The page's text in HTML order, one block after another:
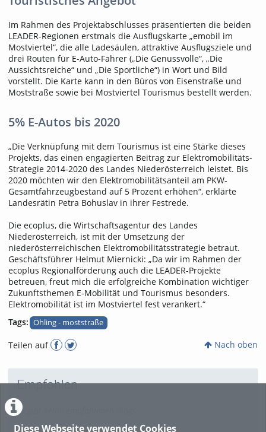
Diese Webseite verwendet Cookies
Im Rahmen des Projektabschlusses präsentierten die beiden
LEADER-Regionen erstmals die Ausflugskarte „emobil im
Mostviertel“, die alle Ladesäulen, attraktive Ausflugsziele und
drei Routen für E-Auto-Fahrer („Die Genussvolle“, „Die
Aussichtsreiche“ und „Die Sportliche“) in Wort und Bild
vorstellt. Die Karte kann in den Büros von Eisenstraße und
Moststraße sowie bei Mostviertel Tourismus bestellt werden.
5% E-Autos bis 2020
„Die Verknüpfung mit dem Tourismus ist eine Stärke dieses
Projekts, das einen engagierten Beitrag zur Elektromobilitäts-
Strategie 2014-2020 des Landes Niederösterreich leistet. Bis
2020 möchten wir den Elektromobilitätsanteil am PKW-
Gesamtfahrzeugbestand auf 5 Prozent erhöhen“, erklärte
Landesrätin Petra Bohuslav in ihrer Festrede.
Die ecoplus, die Wirtschaftsagentur des Landes
Niederösterreich, ist mit der Umsetzung der
niederösterreichischen Elektromobilitätsstrategie betraut.
Geschäftsführer Helmut Miernicki: „Da wir im Rahmen der
ecoplus Regionalförderung auch die LEADER-Projekte
betreuen, freut mich die erfolgreiche Kombination wichtiger
Zukunftsthemen E-Mobilität und Tourismus besonders.
Elektromobilität ist im Mostviertel fest verankert.“
Tags: Öhling - moststraße
Teilen auf Nach oben
Empfohlen
Es gibt keine empfohlenen Blogs